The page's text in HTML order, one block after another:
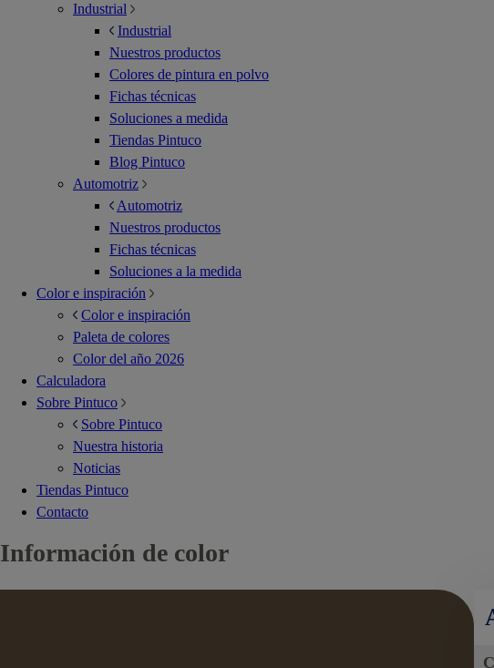
Industrial
Industrial
Nuestros productos
Colores de pintura en polvo
Fichas técnicas
Soluciones a medida
Tiendas Pintuco
Blog Pintuco
Automotriz
Automotriz
Nuestros productos
Fichas técnicas
Soluciones a la medida
Color e inspiración
Color e inspiración
Paleta de colores
Color del año 2026
Calculadora
Sobre Pintuco
Sobre Pintuco
Nuestra historia
Noticias
Tiendas Pintuco
Contacto
Información de color